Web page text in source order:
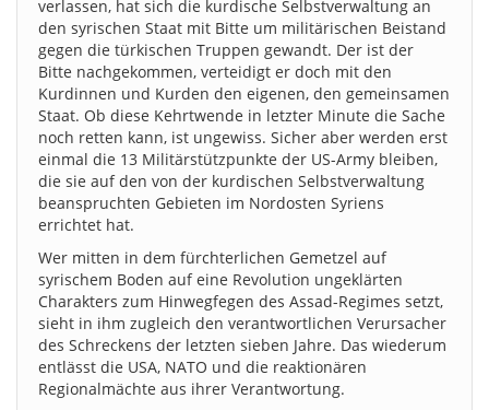
verlassen, hat sich die kurdische Selbstverwaltung an
den syrischen Staat mit Bitte um militärischen Beistand
gegen die türkischen Truppen gewandt. Der ist der
Bitte nachgekommen, verteidigt er doch mit den
Kurdinnen und Kurden den eigenen, den gemeinsamen
Staat. Ob diese Kehrtwende in letzter Minute die Sache
noch retten kann, ist ungewiss. Sicher aber werden erst
einmal die 13 Militärstützpunkte der US-Army bleiben,
die sie auf den von der kurdischen Selbstverwaltung
beanspruchten Gebieten im Nordosten Syriens
errichtet hat.
Wer mitten in dem fürchterlichen Gemetzel auf
syrischem Boden auf eine Revolution ungeklärten
Charakters zum Hinwegfegen des Assad-Regimes setzt,
sieht in ihm zugleich den verantwortlichen Verursacher
des Schreckens der letzten sieben Jahre. Das wiederum
entlässt die USA, NATO und die reaktionären
Regionalmächte aus ihrer Verantwortung.